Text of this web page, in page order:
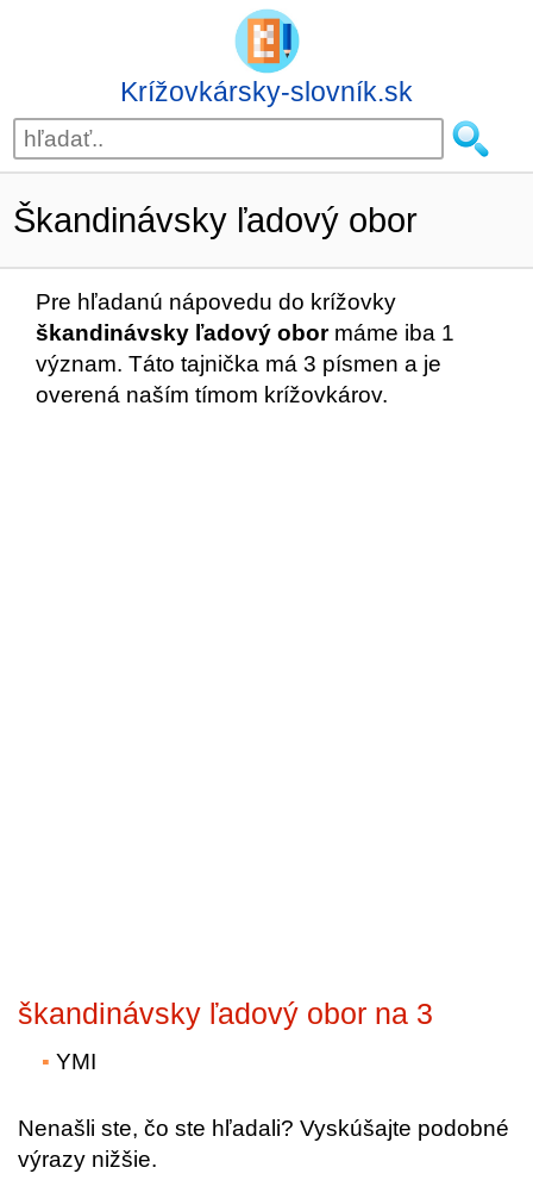
Krížovkársky-slovník.sk
Škandinávsky ľadový obor
Pre hľadanú nápovedu do krížovky
škandinávsky ľadový obormáme iba 1
význam. Táto tajnička má 3 písmen a je
overená naším tímom krížovkárov.
škandinávsky ľadový obor na 3
YMI
Nenašli ste, čo ste hľadali? Vyskúšajte podobné
výrazy nižšie.